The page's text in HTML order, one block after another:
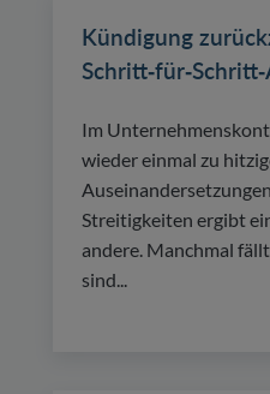
Kündigung
Schritt-für-
Im
wieder einmal zu
Streitigkeiten ergibt
andere. Manchmal fällt
sind...